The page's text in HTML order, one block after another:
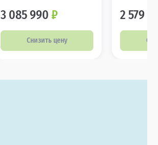
3 085 990 ₽
Снизить цену
2 579